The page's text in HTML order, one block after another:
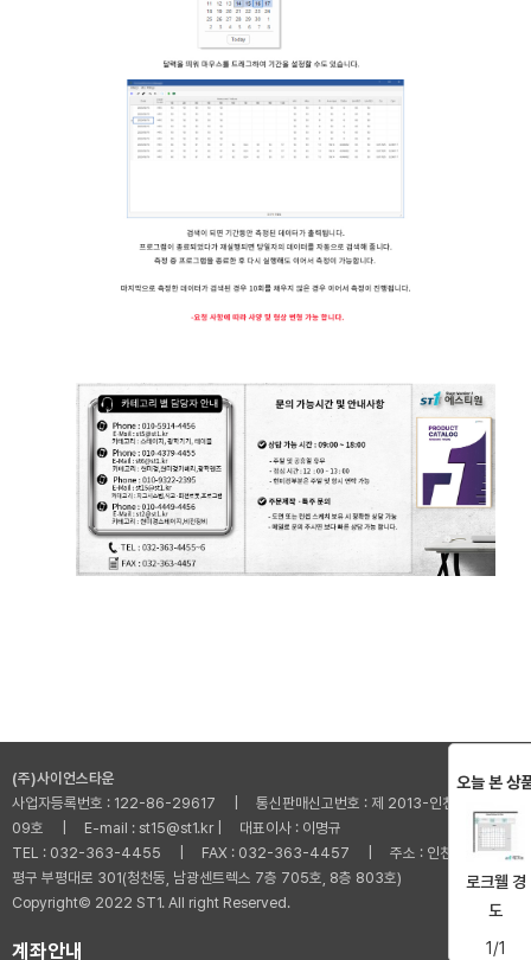
(주)사이언스타운
사업자등록번호 : 122-86-29617 | 통신판매신고번호 : 제 2013-인천부평-001
09호 | E-mail : st15@st1.kr | 대표이사 : 이명규
TEL : 032-363-4455 | FAX : 032-363-4457 | 주소 : 인천광역시 부
평구 부평대로 301(청천동, 남광센트렉스 7층 705호, 8층 803호)
Copyright© 2022 ST1. All right Reserved.
계좌안내
오늘 본 상
로크웰 경
도
1/1